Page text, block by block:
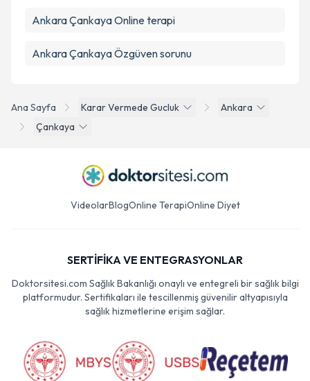
Ana Sayfa Karar Vermede Gucluk
Ankara
Çankaya
Ankara Çankaya Online terapi
Ankara Çankaya Özgüven sorunu
VideolarBlogOnline TerapiOnline Diyet
SERTİFİKA VE ENTEGRASYONLAR
Doktorsitesi.com Sağlık Bakanlığı onaylı ve entegreli bir sağlık bilgi
platformudur. Sertifikaları ile tescillenmiş güvenilir altyapısıyla
sağlık hizmetlerine erişim sağlar.